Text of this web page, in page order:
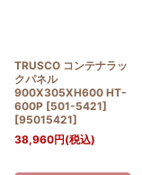
TRUSCO コンテナラッ
クパネル
900X305XH600 HT-
600P [501-5421]
[95015421]
38,960円(税込)